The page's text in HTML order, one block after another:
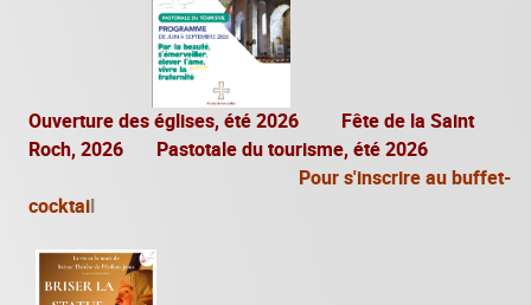
Ouverture des églises, été 2026
Fête de la Saint
Roch, 2026 Pastotale du tourisme, été 2026
Pour s'inscrire au buffet-
cocktail